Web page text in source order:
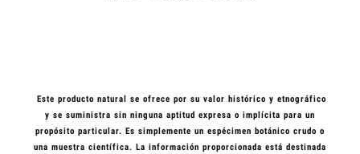
Este producto natural se ofrece por su valor histórico y etnográfico
y se suministra sin ninguna aptitud expresa o implícita para un
propósito particular. Es simplemente un espécimen botánico crudo o
una muestra científica. La información proporcionada está destinada